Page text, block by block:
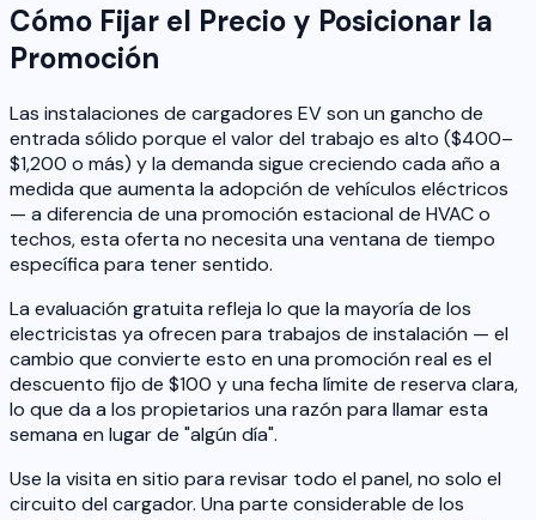
Cómo Fijar el Precio y Posicionar la
Promoción
Las instalaciones de cargadores EV son un gancho de
entrada sólido porque el valor del trabajo es alto ($400–
$1,200 o más) y la demanda sigue creciendo cada año a
medida que aumenta la adopción de vehículos eléctricos
— a diferencia de una promoción estacional de HVAC o
techos, esta oferta no necesita una ventana de tiempo
específica para tener sentido.
La evaluación gratuita refleja lo que la mayoría de los
electricistas ya ofrecen para trabajos de instalación — el
cambio que convierte esto en una promoción real es el
descuento fijo de $100 y una fecha límite de reserva clara,
lo que da a los propietarios una razón para llamar esta
semana en lugar de "algún día".
Use la visita en sitio para revisar todo el panel, no solo el
circuito del cargador. Una parte considerable de los